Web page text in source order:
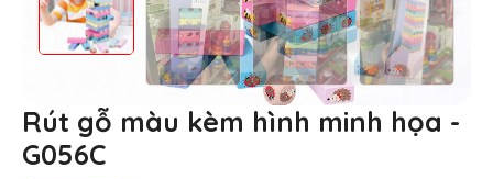
Rút gỗ màu kèm hình minh họa -
G056C